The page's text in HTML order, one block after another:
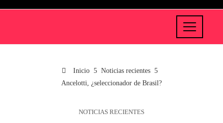
Inicio
Noticias recientes
Ancelotti, ¿seleccionador de Brasil?
NOTICIAS RECIENTES